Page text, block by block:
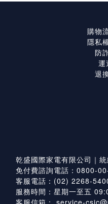
購物
隱私
防
運
退
乾盛國際家電有限公司｜
免付費諮詢電話：0800-
客服電話：(02) 2268-
服務時間：星期一至五